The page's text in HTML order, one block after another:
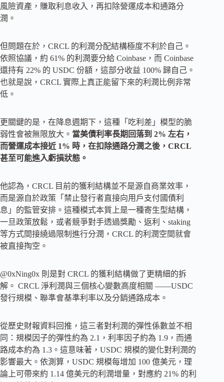
風險資產，賺取利息收入，再扣除營運成本和通路分
潤。
但問題在於，CRCL 的利潤分配結構極度不利於自己。
依照協議，約 61% 的利潤要分給 Coinbase，而 Coinbase
還持有 22% 的 USDC 份額，這部分收益 100% 歸自己。
也就是說，CRCL 實際上真正能留下來的利潤比例非常
低。
更關鍵的是，在降息週期下，這種「吃利差」模型的脆
弱性會被無限放大。 當美債利率長期回落到 2% 左右，
而營運成本接近 1% 時，在扣除通路分潤之後，CRCL
甚至可能進入虧損狀態。
他認為，CRCL 目前的獲利結構並不是源自商業效率，
而是源自於政策「禁止發行者直接向用戶支付國債利
息」的監管安排。這種模式本質上是一種寄生型結構，
一旦政策放鬆，或者競爭對手透過獎勵、返利、staking
等方式間接繞過限制進行分潤，CRCL 的利潤空間就會
被直接掏空。
@0xNing0x 則是對 CRCL 的獲利結構做了更精細的拆
解。 CRCL 淨利潤與三個核心變數高度相關 ——USDC
發行規模、聯準會基準利率以及分銷通路成本。
從歷史財報資料回推，這三者對利潤的彈性係數並不相
同：規模因子的彈性約為 2.1，利率因子約為 1.9，而通
路成本約為 1.3。這意味著，USDC 規模的變化對利潤的
影響最大。依測算，USDC 規模每增加 100 億美元，理
論上可帶來約 1.14 億美元的利潤增量，對應約 21% 的利